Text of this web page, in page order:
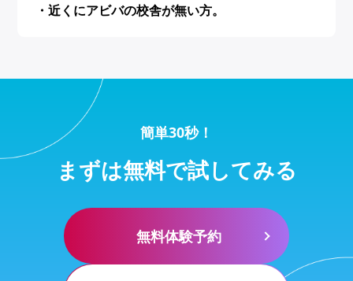
・近くにアビバの校舎が無い方。
簡単30秒！
まずは無料で試してみる
無料体験予約